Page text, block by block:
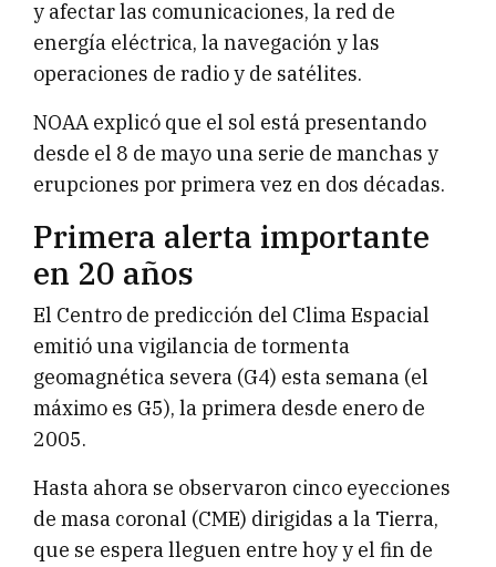
y afectar las comunicaciones, la red de
energía eléctrica, la navegación y las
operaciones de radio y de satélites.
NOAA explicó que el sol está presentando
desde el 8 de mayo una serie de manchas y
erupciones por primera vez en dos décadas.
Primera alerta importante
en 20 años
El Centro de predicción del Clima Espacial
emitió una vigilancia de tormenta
geomagnética severa (G4) esta semana (el
máximo es G5), la primera desde enero de
2005.
Hasta ahora se observaron cinco eyecciones
de masa coronal (CME) dirigidas a la Tierra,
que se espera lleguen entre hoy y el fin de